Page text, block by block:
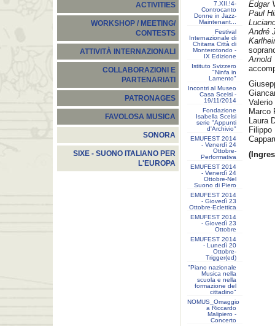
ACTIVITIES
WORKSHOP / MEETING/
CONTESTS
ATTIVITÀ INTERNAZIONALI
COLLABORAZIONI E
PARTENARIATI
PATRONAGES
FAVOLOSA MUSICA
SONORA
SIXE - SUONO ITALIANO PER
L'EUROPA
7.XII.!4-
Controcanto
Donne in Jazz-
Maintenant...
Festival
Internazionale di
Chitarra Città di
Monterotondo -
IX Edizione
Istituto Svizzero
"Ninfa in
Lamento"
Incontri al Museo
Casa Scelsi -
19/11/2014
Fondazione
Isabella Scelsi
serie "Appunti
d'Archivio"
EMUFEST 2014
- Venerdì 24
Ottobre-
Performativa
EMUFEST 2014
- Venerdì 24
Ottobre-Nel
Suono di Piero
EMUFEST 2014
- Giovedì 23
Ottobre-Eclettica
EMUFEST 2014
- Giovedì 23
Ottobre
EMUFEST 2014
- Lunedì 20
Ottobre-
Trigger(ed)
"Piano nazionale
Musica nella
scuola e nella
formazione del
cittadino"
NOMUS_Omaggio
a Riccardo
Malipiero -
Concerto
Edgar
Paul
André
Marco
Laura